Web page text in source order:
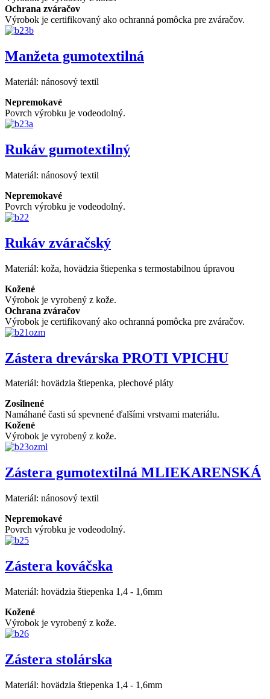
Ochrana zváračov
Výrobok je certifikovaný ako ochranná pomôcka pre zváračov.
Manžeta gumotextilná
Materiál: nánosový textil
Nepremokavé
Povrch výrobku je vodeodolný.
Rukáv gumotextilný
Materiál: nánosový textil
Nepremokavé
Povrch výrobku je vodeodolný.
Rukáv zváračský
Materiál: koža, hovädzia štiepenka s termostabilnou úpravou
Kožené
Výrobok je vyrobený z kože.
Ochrana zváračov
Výrobok je certifikovaný ako ochranná pomôcka pre zváračov.
Zástera drevárska PROTI VPICHU
Materiál: hovädzia štiepenka, plechové pláty
Zosilnené
Namáhané časti sú spevnené ďalšími vrstvami materiálu.
Kožené
Výrobok je vyrobený z kože.
Zástera gumotextilná MLIEKARENSKÁ
Materiál: nánosový textil
Nepremokavé
Povrch výrobku je vodeodolný.
Zástera kováčska
Materiál: hovädzia štiepenka 1,4 - 1,6mm
Kožené
Výrobok je vyrobený z kože.
Zástera stolárska
Materiál: hovädzia štiepenka 1,4 - 1,6mm